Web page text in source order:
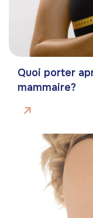
Quoi porter
mammaire?